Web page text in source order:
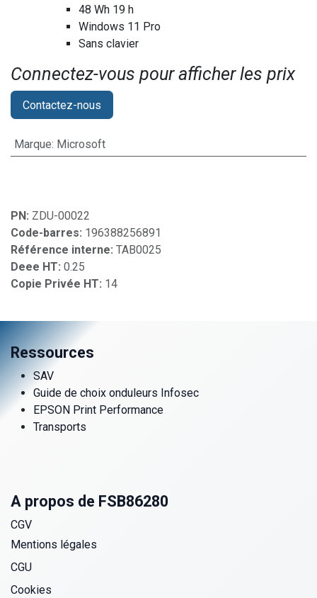
48 Wh 19 h
Windows 11 Pro
Sans clavier
Connectez-vous pour afficher les prix​
Contactez-nous
Marque: Microsoft
PN: ZDU-00022
Code-barres: 196388256891
Référence interne: TAB0025
Deee HT: 0.25
Copie Privée HT: 14
Ressources
SAV
Guide de choix onduleurs Infosec
EPSON Print Performance
Transports
A propos de FSB86280
CGV
Mentions légales
CGU
Cookies